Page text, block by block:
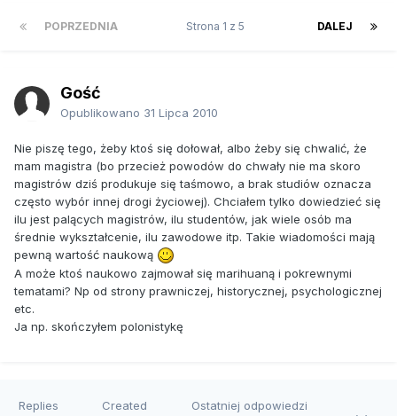
POPRZEDNIA DALEJ
Strona 1 z 5
Gość
Opublikowano 31 Lipca 2010
Nie piszę tego, żeby ktoś się dołował, albo żeby się chwalić, że
mam magistra (bo przecież powodów do chwały nie ma skoro
magistrów dziś produkuje się taśmowo, a brak studiów oznacza
często wybór innej drogi życiowej). Chciałem tylko dowiedzieć się
ilu jest palących magistrów, ilu studentów, jak wiele osób ma
średnie wykształcenie, ilu zawodowe itp. Takie wiadomości mają
pewną wartość naukową
A może ktoś naukowo zajmował się marihuaną i pokrewnymi
tematami? Np od strony prawniczej, historycznej, psychologicznej
etc.
Ja np. skończyłem polonistykę
Replies Created Ostatniej odpowiedzi